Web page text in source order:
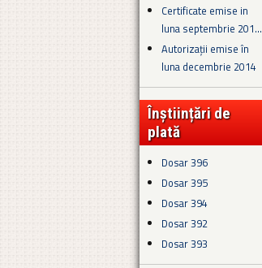
Certificate emise in
luna septembrie 201...
Autorizații emise în
luna decembrie 2014
Înștiințări de
plată
Dosar 396
Dosar 395
Dosar 394
Dosar 392
Dosar 393